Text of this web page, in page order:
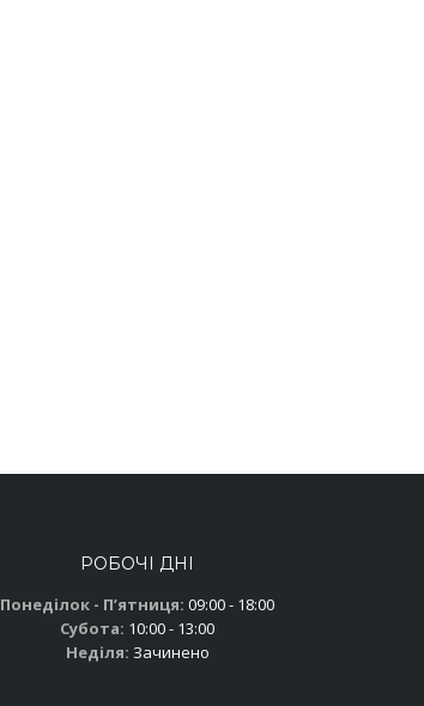
РОБОЧІ ДНІ
Понеділок - Пʼятниця: 09:00 - 18:00
Субота: 10:00 - 13:00
Неділя: Зачинено